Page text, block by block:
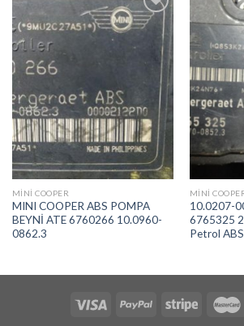
Listeme
MINI COOPER
MINI COOPER ABS POMPA
BEYNİ ATE 6760266 10.0960-
0862.3
MINI
10.0207-
6765325
Petrol